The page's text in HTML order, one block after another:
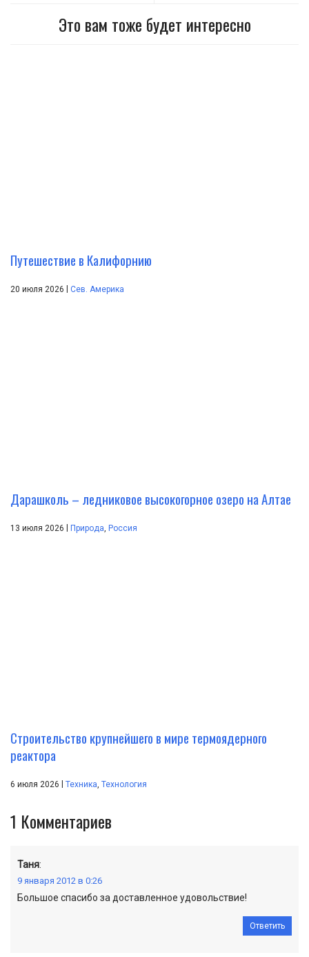
Это вам тоже будет интересно
Путешествие в Калифорнию
20 июля 2026 Сев. Америка
Дарашколь – ледниковое высокогорное озеро на Алтае
13 июля 2026 | Природа Россия
Строительство крупнейшего в мире термоядерного
реактора
6 июля 2026 | Техника Технология
1 Комментариев
Таня:
9 января 2012 в 0:26
Большое спасибо за доставленное удовольствие!
Ответить